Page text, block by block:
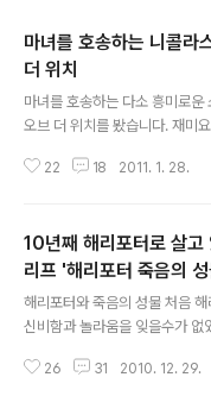
마녀를 호송하는 니콜라
더 위치
마녀를 호송하는 다소 흥미로운
오브 더 위치를 봤습니다. 재미
니다. cg도 그렇고 나름 재미적
이나 실상은 그렇지 않습니다.
만 보고서는 정말 대작처럼 보이
면이라면, 다리를 건너는 장면뿐
이 있었지만, 요즘 영화들은 워
까?? 라는 생각을 하게끔 해야
22 18 2011. 1. 28.
10년째 해리포터로 살고
리프 '해리포터 죽음의
해리포터와 죽음의 성물 처음
신비함과 놀라움을 잊을수가 없
한것들 마치 상상력을 마음껏 뿜
26 31 2010. 12. 29.